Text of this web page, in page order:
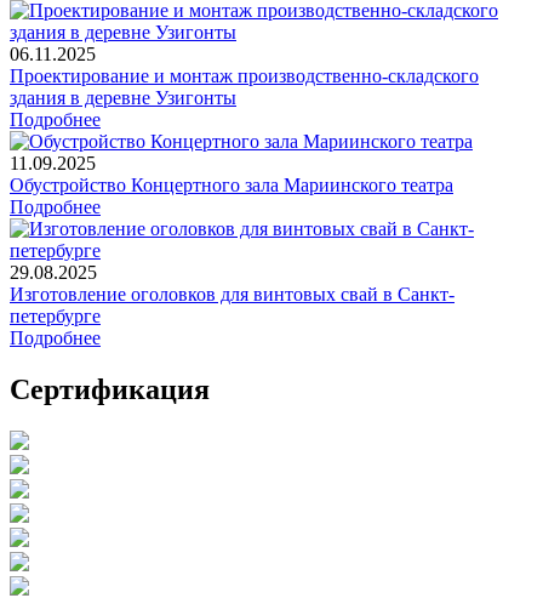
06.11.2025
Проектирование и монтаж производственно-складского
здания в деревне Узигонты
Подробнее
11.09.2025
Обустройство Концертного зала Мариинского театра
Подробнее
29.08.2025
Изготовление оголовков для винтовых свай в Санкт-
петербурге
Подробнее
Сертификация